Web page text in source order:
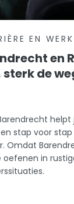
EN WERK
en
de
stap voor
Omdat
in